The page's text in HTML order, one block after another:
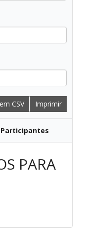
CSV Imprimir
Participantes
PARA